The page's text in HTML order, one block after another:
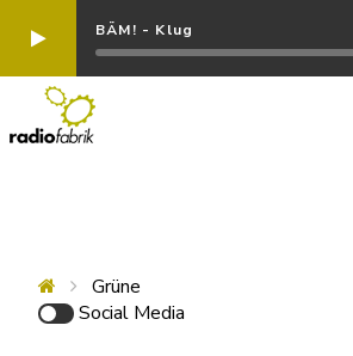
BÄM! - Klug
Grüne
Social Media